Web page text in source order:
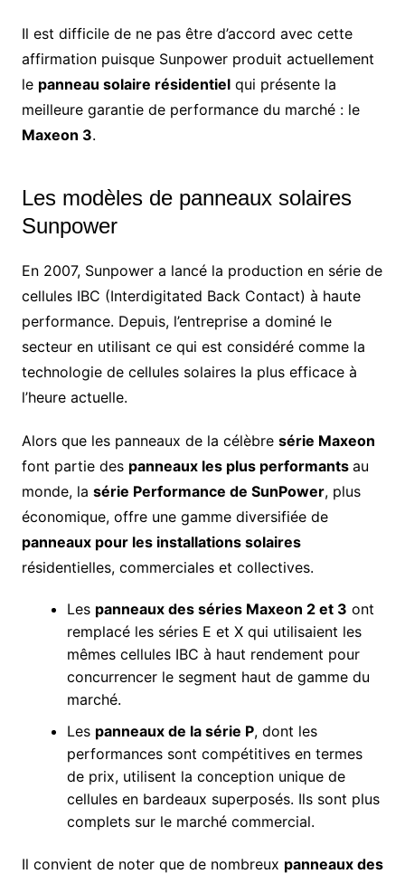
Il est difficile de ne pas être d’accord avec cette
affirmation puisque Sunpower produit actuellement
le panneau solaire résidentielqui présente la
meilleure garantie de performance du marché : le
Maxeon 3.
Les modèles de panneaux solaires
Sunpower
En 2007, Sunpower a lancé la production en série de
cellules IBC (Interdigitated Back Contact) à haute
performance. Depuis, l’entreprise a dominé le
secteur en utilisant ce qui est considéré comme la
technologie de cellules solaires la plus efficace à
l’heure actuelle.
Alors que les panneaux de la célèbre série Maxeon
font partie des panneaux les plus performants au
monde, la série Performance de SunPower, plus
économique, offre une gamme diversifiée de
panneaux pour les installations solaires
résidentielles, commerciales et collectives.
Les panneaux des séries Maxeon 2 et 3 ont
remplacé les séries E et X qui utilisaient les
mêmes cellules IBC à haut rendement pour
concurrencer le segment haut de gamme du
marché.
Les panneaux de la série P, dont les
performances sont compétitives en termes
de prix, utilisent la conception unique de
cellules en bardeaux superposés. Ils sont plus
complets sur le marché commercial.
Il convient de noter que de nombreux panneaux des